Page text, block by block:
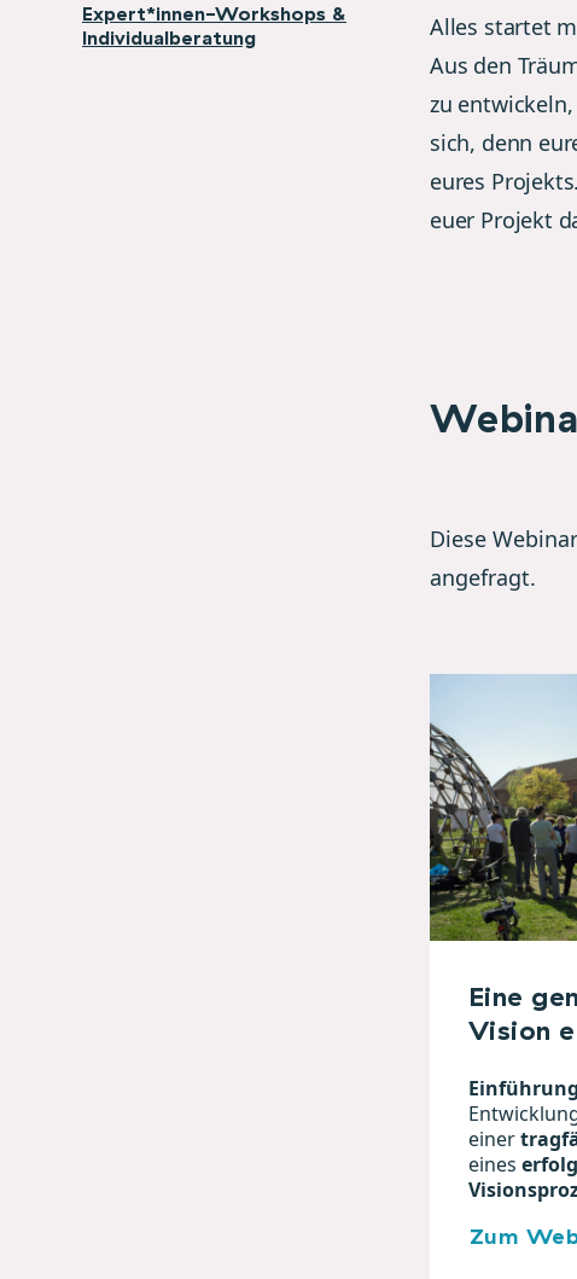
Expert*innen-Workshops &
Individualberatung
Alles startet
Aus den
zu
sich, denn
eures
euer Projekt
Diese
angefragt.
Eine
Vision
einer
eines
Zum